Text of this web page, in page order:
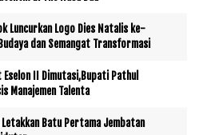
Luncurkan Logo Dies Natalis ke-
dan Semangat Transformasi
Eselon II Dimutasi,Bupati Pathul
Manajemen Talenta
Letakkan Batu Pertama Jembatan